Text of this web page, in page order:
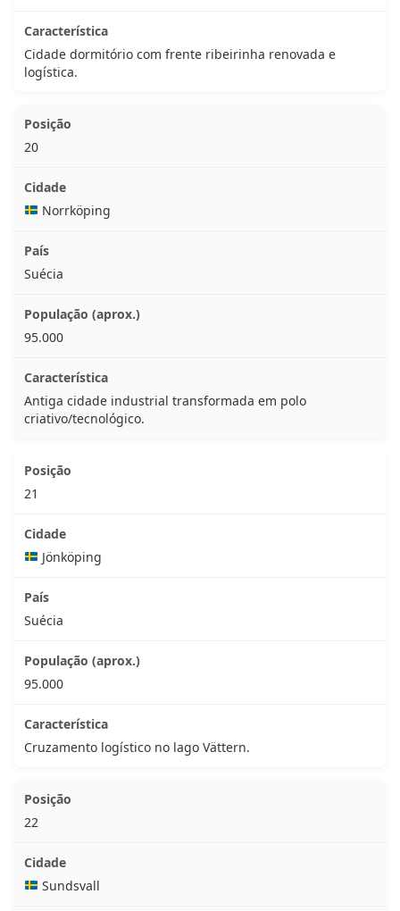
Cidade dormitório com frente ribeirinha renovada e
logística.
20
Norrköping
Suécia
95.000
Antiga cidade industrial transformada em polo
criativo/tecnológico.
21
Jönköping
Suécia
95.000
Cruzamento logístico no lago Vättern.
22
Sundsvall